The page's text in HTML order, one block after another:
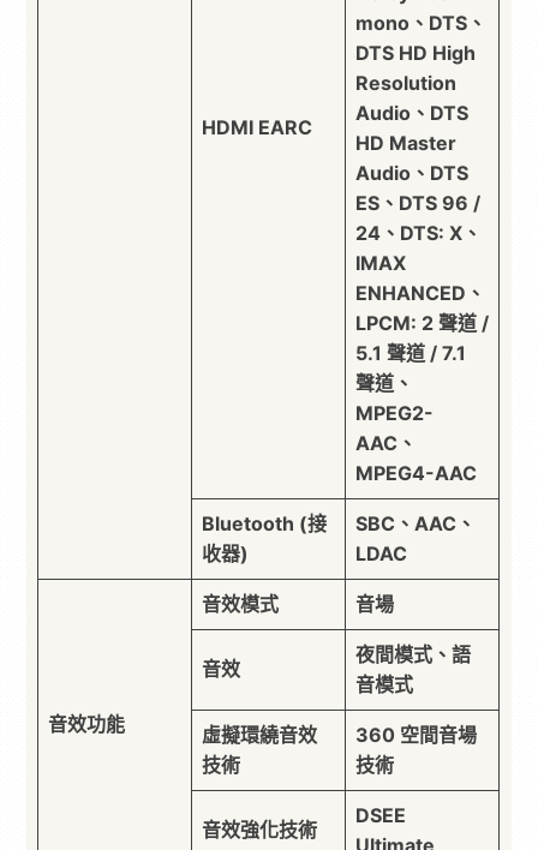
HDMI EARC
mono、DTS、
DTS HD High
Resolution
Audio、DTS
HD Master
Audio、DTS
ES、DTS 96 /
24、DTS: X、
IMAX
ENHANCED、
LPCM: 2 聲道 /
5.1 聲道 / 7.1
聲道、
MPEG2-
AAC、
MPEG4-AAC
Bluetooth (接
收器)
SBC、AAC、
LDAC
音效功能
音效模式 音場
音效
夜間模式、語
音模式
虛擬環繞音效
技術
360 空間音場
技術
音效強化技術
DSEE
Ultimate